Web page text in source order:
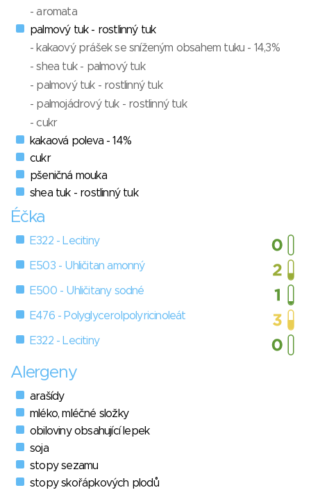
- aromata
palmový tuk - rostlinný tuk
- kakaový prášek se sníženým obsahem tuku - 14,3%
- shea tuk - palmový tuk
- palmový tuk - rostlinný tuk
- palmojádrový tuk - rostlinný tuk
- cukr
kakaová poleva - 14%
cukr
pšeničná mouka
shea tuk - rostlinný tuk
Éčka
E322 - Lecitiny
E503 - Uhličitan amonný
E500 - Uhličitany sodné
E476 - Polyglycerolpolyricinoleát
E322 - Lecitiny
Alergeny
arašídy
mléko, mléčné složky
obiloviny obsahující lepek
soja
stopy sezamu
stopy skořápkových plodů